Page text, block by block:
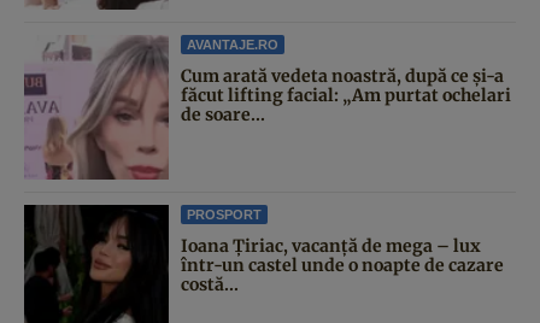
AVANTAJE.RO
Cum arată vedeta noastră, după ce și-a
făcut lifting facial: „Am purtat ochelari
de soare...
PROSPORT
Ioana Țiriac, vacanță de mega – lux
într-un castel unde o noapte de cazare
costă...